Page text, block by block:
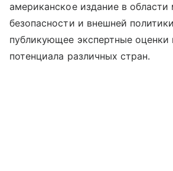
американское издание в
безопасности и внешней
публикующее экспертные оценки
потенциала различных стран.